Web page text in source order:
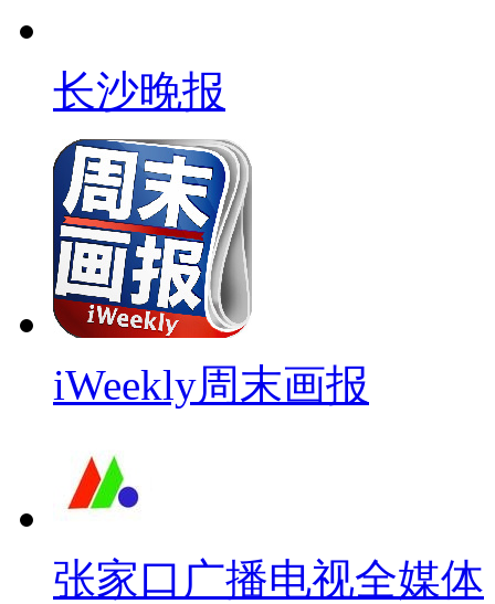
长沙晚报
iWeekly周末画报
张家口广播电视全媒体